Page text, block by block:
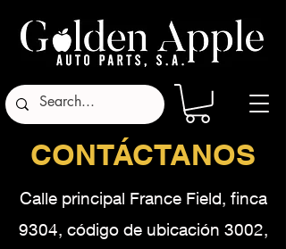
CONTÁCTANOS
Calle principal France Field, finca
9304, código de ubicación 3002,